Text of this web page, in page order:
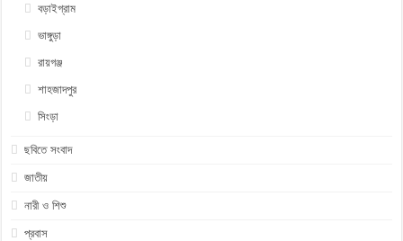
বড়াইগ্রাম
ভাঙ্গুড়া
রায়গঞ্জ
শাহজাদপুর
সিংড়া
ছবিতে সংবাদ
জাতীয়
নারী ও শিশু
প্রবাস